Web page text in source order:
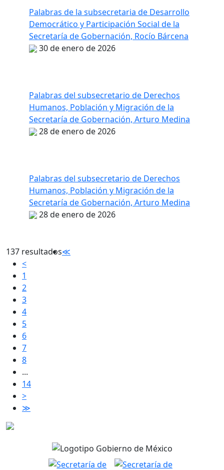
Palabras de la subsecretaria de Desarrollo
Democrático y Participación Social de la
Secretaría de Gobernación, Rocío Bárcena
30 de enero de 2026
Palabras del subsecretario de Derechos
Humanos, Población y Migración de la
Secretaría de Gobernación, Arturo Medina
28 de enero de 2026
Palabras del subsecretario de Derechos
Humanos, Población y Migración de la
Secretaría de Gobernación, Arturo Medina
28 de enero de 2026
137 resultados≪
<
1
2
3
4
5
6
7
8
...
14
>
≫